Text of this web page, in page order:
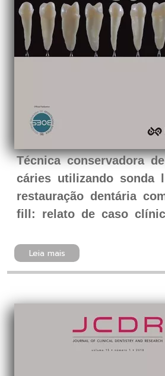
Técnica conservadora
cáries utilizando sonda
restauração dentária
fill: relato de caso
Leia mais